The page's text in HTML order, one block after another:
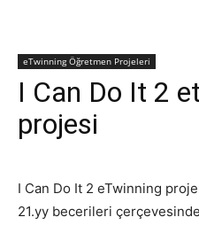
eTwinning Öğretmen Projeleri
I Can Do It 2
projesi
I Can Do It 2 eTwinning
21.yy becerileri